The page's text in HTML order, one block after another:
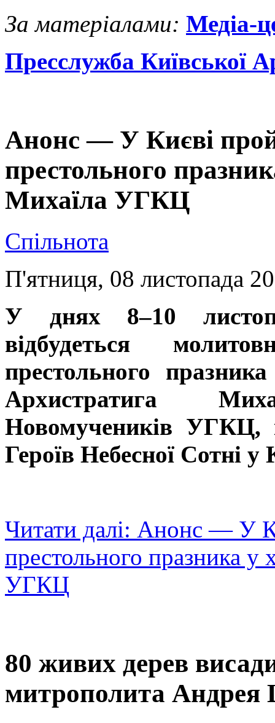
За матеріалами: Медіа-
Пресслужба Київської
Анонс — У Києві
престольного
Михаїла УГКЦ
Спільнота
П'ятниця, 08 листопада
У днях 8–10
відбудеться
престольного
Архистратига
Новомучеників УГКЦ,
Героїв Небесної Сотні у
Читати далі: Анонс — У
престольного празника у
УГКЦ
80 живих дерев
митрополита Андрея